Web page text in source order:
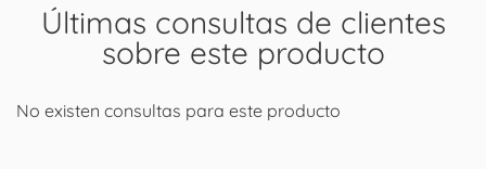
Últimas consultas de clientes
sobre este producto
No existen consultas para este producto